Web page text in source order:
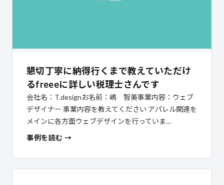
懇切丁寧に納得行くまで教えていただけ
るfreeeに詳しい税理士さんです
会社名：T.designお名前：嶋 智美事業内容：ウェブ
デザイナー 事業内容を教えてください アパレル関連を
メインに各方面ウェブデザインを行っていま…
事例を読む →